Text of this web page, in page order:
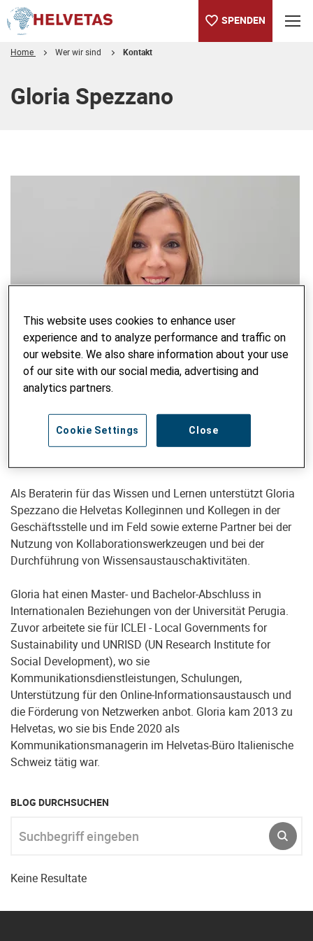
SPENDEN
Home Wer wir sind Kontakt
Gloria Spezzano
Beraterin Lernen & Innovation
gloria.spezzano@helvetas.org
Als Beraterin für das Wissen und Lernen unterstützt Gloria
Spezzano die Helvetas Kolleginnen und Kollegen in der
Geschäftsstelle und im Feld sowie externe Partner bei der
Nutzung von Kollaborationswerkzeugen und bei der
Durchführung von Wissensaustauschaktivitäten.
Gloria hat einen Master- und Bachelor-Abschluss in
Internationalen Beziehungen von der Universität Perugia.
Zuvor arbeitete sie für ICLEI - Local Governments for
Sustainability und UNRISD (UN Research Institute for
Social Development), wo sie
Kommunikationsdienstleistungen, Schulungen,
Unterstützung für den Online-Informationsaustausch und
die Förderung von Netzwerken anbot. Gloria kam 2013 zu
Helvetas, wo sie bis Ende 2020 als
Kommunikationsmanagerin im Helvetas-Büro Italienische
Schweiz tätig war.
BLOG DURCHSUCHEN
Keine Resultate
This website uses cookies to enhance user
experience and to analyze performance and traffic on
our website. We also share information about your use
of our site with our social media, advertising and
analytics partners.
Close
Cookie Settings